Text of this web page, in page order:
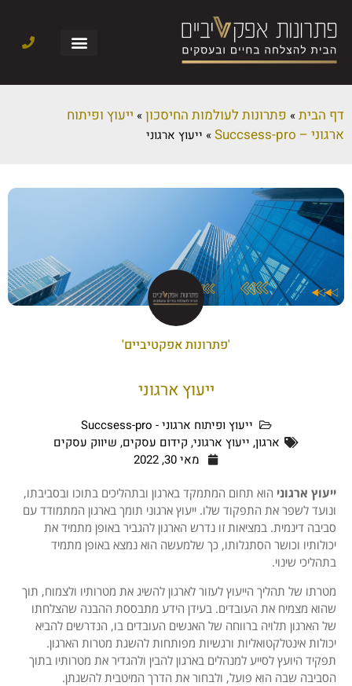
דף הבית» פתרונות לעולמות החיסכון» ייעוץ ופיתוח
ארגוני – Succsess-pro
» ייעוץ ארגוני
'פתרונות אפקטיביים'
ייעוץ ארגוני
ייעוץ ופיתוח ארגוני - Succsess-pro
ארגון, ייעוץ ארגוני, קידום עסקים, שיווק עסקים
מאי 30, 2022
ייעוץ ארגוני הוא תחום המתמקד בארגון ובתהליכים בתוכו ובסביבתו,
ונועד לשפר את התפקוד שלו. ייעוץ ארגוני תומך בארגון המתמודד עם
סביבה דינמית. במציאות זו נדרש הארגון להגביר באופן מתמיד את
יכולותיו וכושר הסתגלותו, כך שלמעשה הוא נמצא באופן מתמיד
בתהליכי שינוי.
מטרתו של תהליך הייעוץ לעזור לארגון להשיג את מטרותיו ולצמוח, תוך
שהוא מצמיח את העובדים. בעידן הידע מתבססת ההבנה שהצלחתו
של הארגון תלויה ברווחה של האנשים העובדים בו, הנדרשים להביא
יכולות אינטלקטואליות ורגשיות מפותחות להשגת מטרות הארגון.
תפקיד היועץ לסייע למנהלים בארגון להבין ולהגדיר את מטרותיו בתוך
הסביבה שבה הוא פועל, ולבחור את הדרך המיטבית להשגתן.